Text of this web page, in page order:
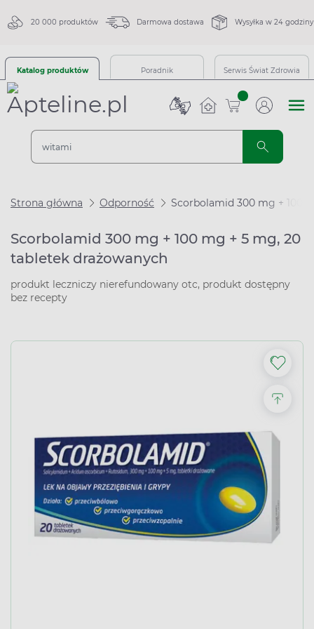
20 000 produktów Darmowa dostawa Wysyłka w 24 godziny
Katalog produktów Poradnik Serwis Świat Zdrowia
sztuk
Strona główna Odporność Scorbolamid 300 mg + 100
Scorbolamid 300 mg + 100 mg + 5 mg, 20
tabletek drażowanych
produkt leczniczy nierefundowany otc, produkt dostępny
bez recepty